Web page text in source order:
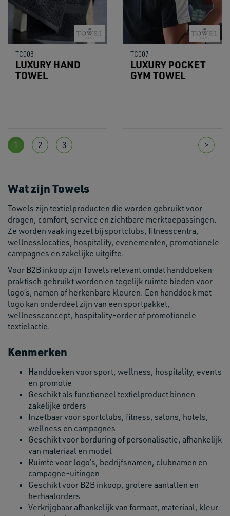
TC003
LUXURY HAND
TOWEL
TC007
LUXURY POCKET
GYM TOWEL
1 2 3 >
Wat zijn Towels
Towels zijn textielproducten die worden gebruikt voor
drogen, comfort, service en zichtbare merktoepassingen.
Ze worden vaak ingezet bij sportclubs, fitnesscentra,
wellnesslocaties, hospitality, evenementen, promotionele
campagnes en zakelijke uitgifte.
Voor B2B inkoop zijn Towels relevant omdat handdoeken
praktisch gebruikt worden en tegelijk ruimte bieden voor
logo’s, namen of herkenbare kleuren. Een handdoek met
logo kan onderdeel zijn van een sportpakket,
wellnessconcept, hospitality-order of promotionele
textielactie.
Kenmerken
Handdoeken voor sport, wellness, hospitality, events
en promotie
Geschikt als functioneel textielproduct binnen
zakelijke orders
Inzetbaar voor sportclubs, fitness, salons, hotels,
wellness en campagnes
Geschikt voor borduring of personalisatie, afhankelijk
van materiaal en model
Ruimte voor logo’s, bedrijfsnamen, clubnamen en
campagne-uitingen
Geschikt voor B2B inkoop, grotere aantallen en
herhaalorders
Verkrijgbaar afhankelijk van formaat, materiaal, kleur